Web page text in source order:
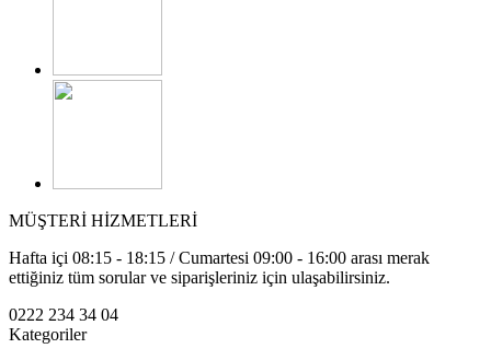
MÜŞTERİ HİZMETLERİ
Hafta içi 08:15 - 18:15 / Cumartesi 09:00 - 16:00 arası merak
ettiğiniz tüm sorular ve siparişleriniz için ulaşabilirsiniz.
0222 234 34 04
Kategoriler